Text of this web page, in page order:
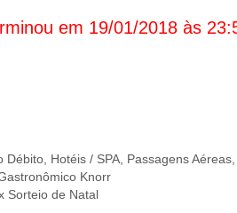
em 19/01/2018 às
Débito Hotéis / SPA Passagens Aéreas
Knorr
Sorteio de Natal